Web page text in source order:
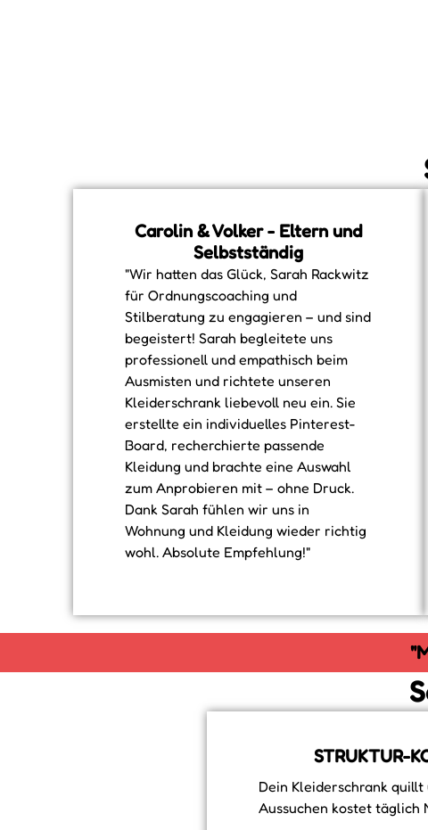
Carolin & Volker - Eltern und
Selbstständig
"Wir hatten das Glück, Sarah Rackwitz
für Ordnungscoaching und
Stilberatung zu engagieren – und sind
begeistert! Sarah begleitete uns
professionell und empathisch beim
Ausmisten und richtete unseren
Kleiderschrank liebevoll neu ein. Sie
erstellte ein individuelles Pinterest-
Board, recherchierte passende
Kleidung und brachte eine Auswahl
zum Anprobieren mit – ohne Druck.
Dank Sarah fühlen wir uns in
Wohnung und Kleidung wieder richtig
wohl. Absolute Empfehlung!"
STRUKTUR-
Dein Kleiderschrank quillt
Aussuchen kostet täglich